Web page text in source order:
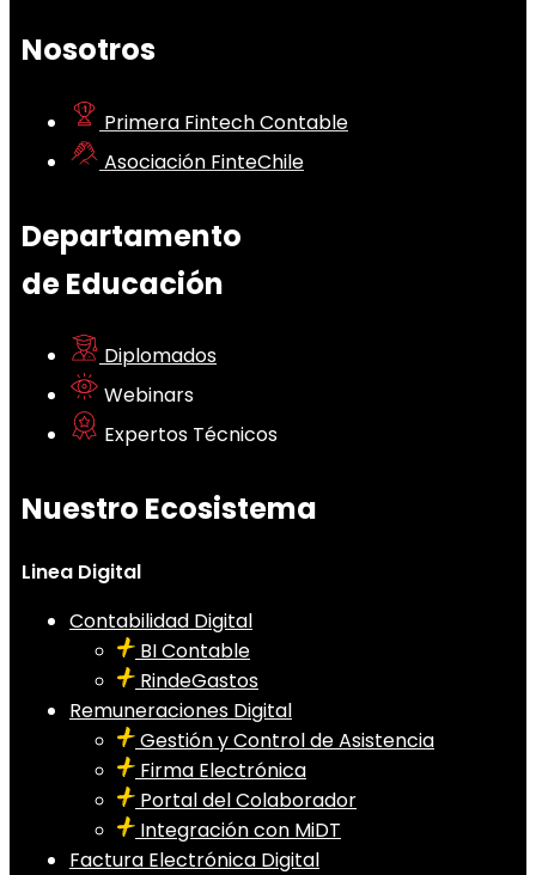
Nosotros
Primera Fintech Contable
Asociación FinteChile
Departamento
de Educación
Diplomados
Webinars
Expertos Técnicos
Nuestro Ecosistema
Linea Digital
Contabilidad Digital
BI Contable
RindeGastos
Remuneraciones Digital
Gestión y Control de Asistencia
Firma Electrónica
Portal del Colaborador
Integración con MiDT
Factura Electrónica Digital